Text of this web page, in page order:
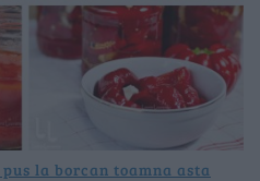
la borcan toamna asta